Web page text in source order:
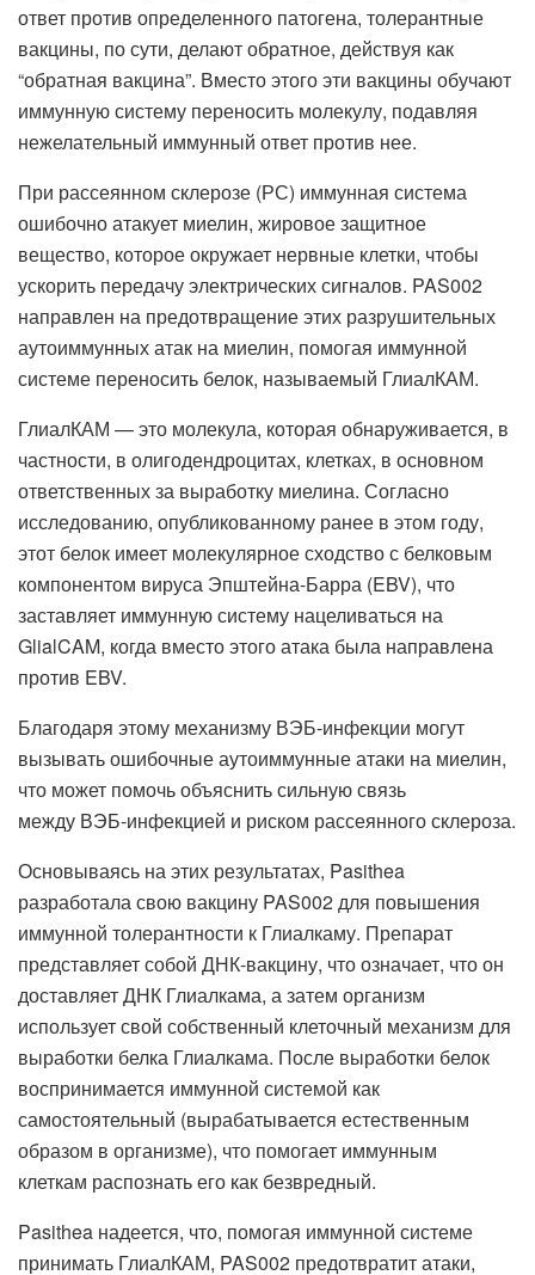
ответ против определенного патогена, толерантные
вакцины, по сути, делают обратное, действуя как
“обратная вакцина”. Вместо этого эти вакцины обучают
иммунную систему переносить молекулу, подавляя
нежелательный иммунный ответ против нее.
При рассеянном склерозе (РС) иммунная система
ошибочно атакует миелин, жировое защитное
вещество, которое окружает нервные клетки, чтобы
ускорить передачу электрических сигналов. PAS002
направлен на предотвращение этих разрушительных
аутоиммунных атак на миелин, помогая иммунной
системе переносить белок, называемый ГлиалКАМ.
ГлиалКАМ — это молекула, которая обнаруживается, в
частности, в олигодендроцитах, клетках, в основном
ответственных за выработку миелина. Согласно
исследованию, опубликованному ранее в этом году,
этот белок имеет молекулярное сходство с белковым
компонентом вируса Эпштейна-Барра (EBV), что
заставляет иммунную систему нацеливаться на
GlialCAM, когда вместо этого атака была направлена
против EBV.
Благодаря этому механизму ВЭБ-инфекции могут
вызывать ошибочные аутоиммунные атаки на миелин,
что может помочь объяснить сильную связь
между ВЭБ-инфекцией и риском рассеянного склероза.
Основываясь на этих результатах, Pasithea
разработала свою вакцину PAS002 для повышения
иммунной толерантности к Глиалкаму. Препарат
представляет собой ДНК-вакцину, что означает, что он
доставляет ДНК Глиалкама, а затем организм
использует свой собственный клеточный механизм для
выработки белка Глиалкама. После выработки белок
воспринимается иммунной системой как
самостоятельный (вырабатывается естественным
образом в организме), что помогает иммунным
клеткам распознать его как безвредный.
Pasithea надеется, что, помогая иммунной системе
принимать ГлиалКАМ, PAS002 предотвратит атаки,